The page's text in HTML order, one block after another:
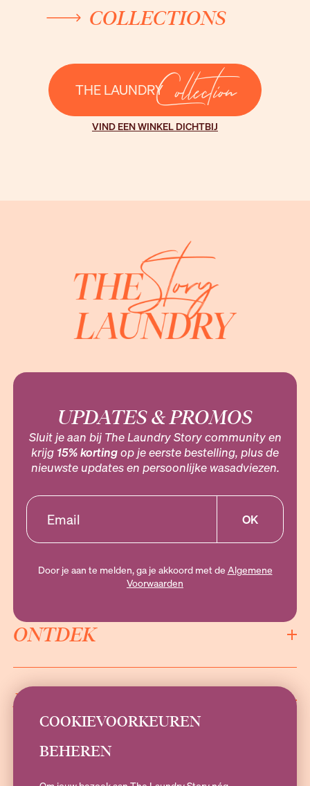
COLLECTIONS
THE LAUNDRYCollection
VIND EEN WINKEL DICHTBIJ
UPDATES & PROMOS
Sluit je aan bij The Laundry Story community en
krijg 15% kortingop je eerste bestelling, plus de
nieuwste updates en persoonlijke wasadviezen.
OK
Door je aan te melden, ga je akkoord met de Algemene
Voorwaarden
ONTDEK
INFORMATIE
COOKIEVOORKEUREN
BEHEREN